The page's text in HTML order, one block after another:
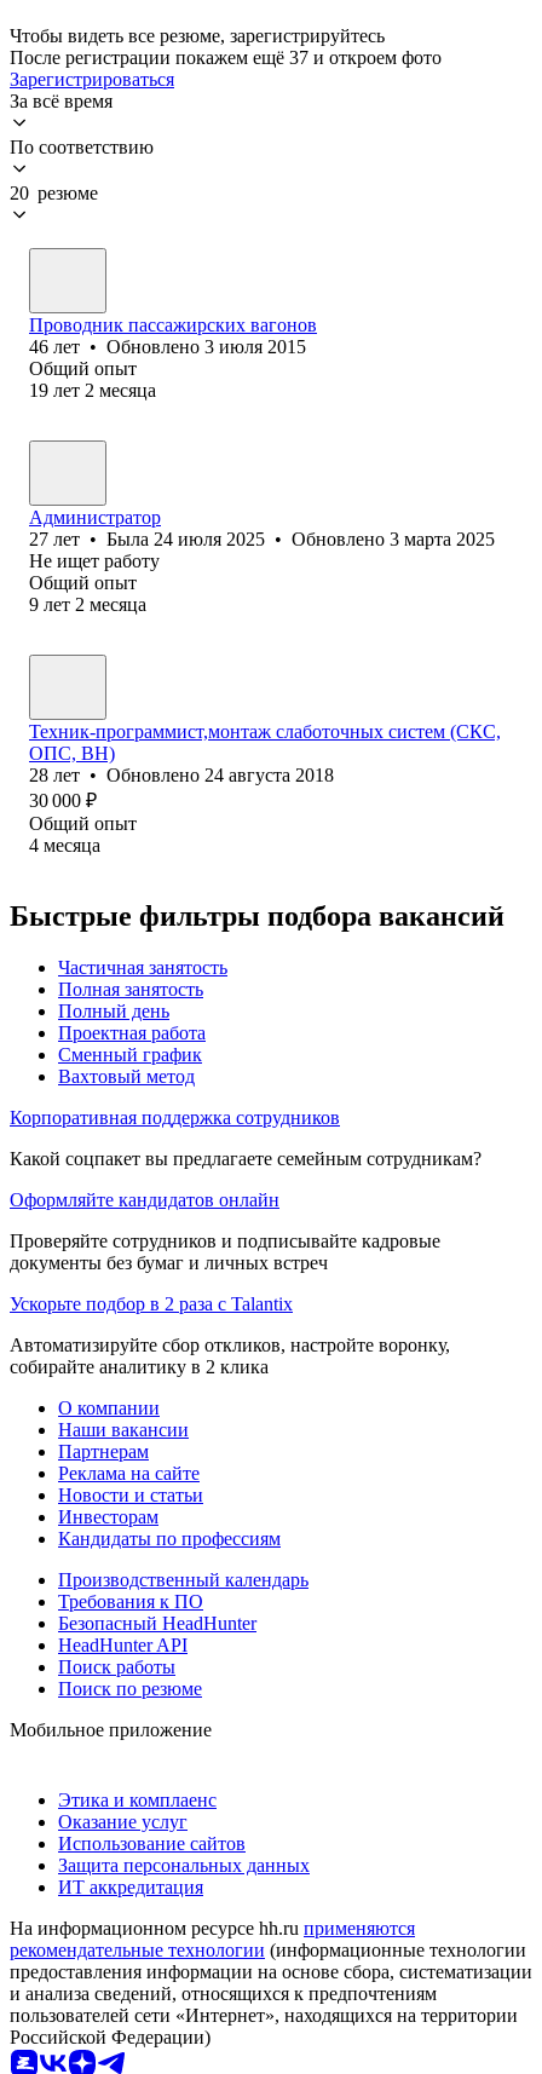
Чтобы видеть все резюме, зарегистрируйтесь
После регистрации покажем ещё 37 и откроем фото
Зарегистрироваться
За всё время
По соответствию
20 резюме
Проводник пассажирских вагонов
46 лет • Обновлено 3 июля 2015
Общий опыт
19 лет 2 месяца
Администратор
27 лет • Была 24 июля 2025 • Обновлено 3 марта 2025
Не ищет работу
Общий опыт
9 лет 2 месяца
Техник-программист,монтаж слаботочных систем (СКС,
ОПС, ВН)
28 лет • Обновлено 24 августа 2018
30 000 ₽
Общий опыт
4 месяца
Быстрые фильтры подбора вакансий
Частичная занятость
Полная занятость
Полный день
Проектная работа
Сменный график
Вахтовый метод
Корпоративная поддержка сотрудников
Какой соцпакет вы предлагаете семейным сотрудникам?
Оформляйте кандидатов онлайн
Проверяйте сотрудников и подписывайте кадровые
документы без бумаг и личных встреч
Ускорьте подбор в 2 раза с Talantix
Автоматизируйте сбор откликов, настройте воронку,
собирайте аналитику в 2 клика
О компании
Наши вакансии
Партнерам
Реклама на сайте
Новости и статьи
Инвесторам
Кандидаты по профессиям
Производственный календарь
Требования к ПО
Безопасный HeadHunter
HeadHunter API
Поиск работы
Поиск по резюме
Мобильное приложение
Этика и комплаенс
Оказание услуг
Использование сайтов
Защита персональных данных
ИТ аккредитация
На информационном ресурсе hh.ru применяются
рекомендательные технологии (информационные технологии
предоставления информации на основе сбора, систематизации
и анализа сведений, относящихся к предпочтениям
пользователей сети «Интернет», находящихся на территории
Российской Федерации)